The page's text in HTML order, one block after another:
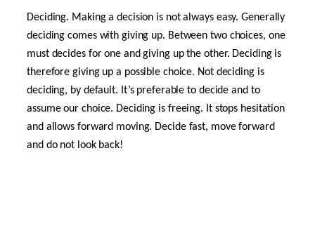
Deciding. Making a decision is not always easy. Generally
deciding comes with giving up. Between two choices, one
must decides for one and giving up the other. Deciding is
therefore giving up a possible choice. Not deciding is
deciding, by default. It’s preferable to decide and to
assume our choice. Deciding is freeing. It stops hesitation
and allows forward moving. Decide fast, move forward
and do not look back!